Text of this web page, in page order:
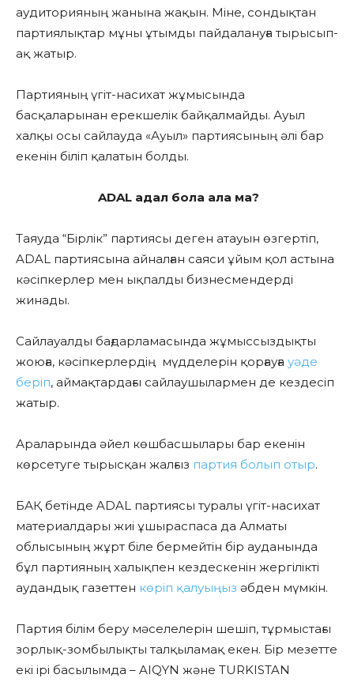
аудиторияның жанына жақын. Міне, сондықтан
партиялықтар мұны ұтымды пайдалануға тырысып-
ақ жатыр.
Партияның үгіт-насихат жұмысында
басқаларынан ерекшелік байқалмайды. Ауыл
халқы осы сайлауда «Ауыл» партиясының әлі бар
екенін біліп қалатын болды.
ADAL адал бола ала ма?
Таяуда “Бірлік” партиясы деген атауын өзгертіп,
ADAL партиясына айналған саяси ұйым қол астына
кәсіпкерлер мен ықпалды бизнесмендерді
жинады.
Сайлауалды бағдарламасында жұмыссыздықты
жоюға, кәсіпкерлердің мүдделерін қорғауға уәде
беріп, аймақтардағы сайлаушылармен де кездесіп
жатыр.
Араларында әйел көшбасшылары бар екенін
көрсетуге тырысқан жалғыз партия болып отыр.
БАҚ бетінде ADAL партиясы туралы үгіт-насихат
материалдары жиі ұшыраспаса да Алматы
облысының жұрт біле бермейтін бір ауданында
бұл партияның халықпен кездескенін жергілікті
аудандық газеттен көріп қалуыңыз әбден мүмкін.
Партия білім беру мәселелерін шешіп, тұрмыстағы
зорлық-зомбылықты талқыламақ екен. Бір мезетте
екі ірі басылымда – AIQYN және TURKISTAN